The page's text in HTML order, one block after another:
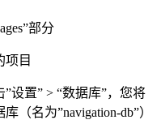
部分
项目
设置” > “数据库”，您将
（名为”navigation-db”）